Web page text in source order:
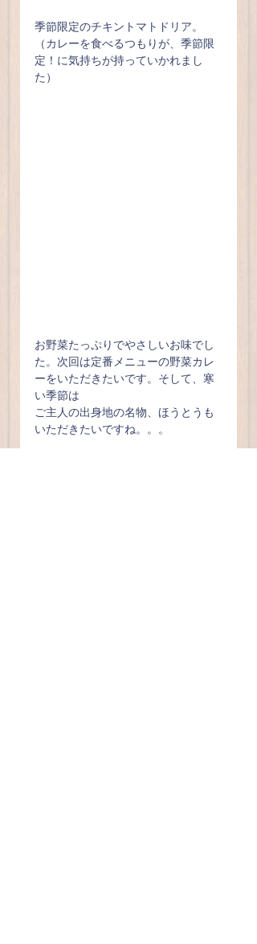
季節限定のチキントマトドリア。
（カレーを食べるつもりが、季節限
定！に気持ちが持っていかれまし
た）
お野菜たっぷりでやさしいお味でし
た。次回は定番メニューの野菜カレ
ーをいただきたいです。そして、寒
い季節は
ご主人の出身地の名物、ほうとうも
いただきたいですね。。。